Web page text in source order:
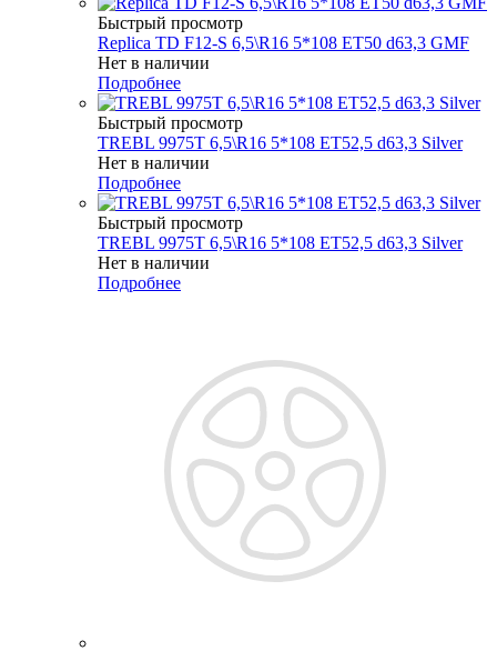
Быстрый просмотр
Replica TD F12-S 6,5\R16 5*108 ET50 d63,3 GMF
Нет в наличии
Подробнее
Быстрый просмотр
TREBL 9975T 6,5\R16 5*108 ET52,5 d63,3 Silver
Нет в наличии
Подробнее
Быстрый просмотр
TREBL 9975T 6,5\R16 5*108 ET52,5 d63,3 Silver
Нет в наличии
Подробнее